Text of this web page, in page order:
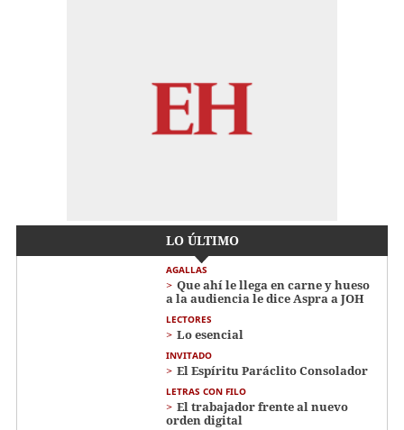
LO ÚLTIMO
AGALLAS
Que ahí le llega en carne y hueso
a la audiencia le dice Aspra a JOH
LECTORES
Lo esencial
INVITADO
El Espíritu Paráclito Consolador
LETRAS CON FILO
El trabajador frente al nuevo
orden digital